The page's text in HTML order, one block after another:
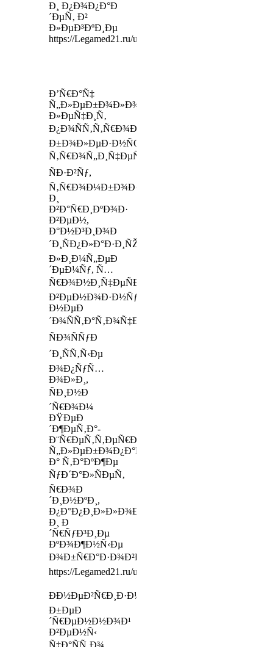
Ð¸ Ð¿Ð¾Ð¿Ð°Ð
´ÐµÑ‚ Ð²
Ð»ÐµÐ³ÐºÐ¸Ðµ
https://Legamed21.ru/uslugi/terapiya
Ð’Ñ€Ð°Ñ‡
Ñ„Ð»ÐµÐ±Ð¾Ð»Ð¾Ð³
Ð»ÐµÑ‡Ð¸Ñ‚
Ð±Ð¾Ð»ÐµÐ·Ð½ÑŒ,
Ñ‚Ñ€Ð¾Ñ„Ð¸Ñ‡ÐµÑÐºÑƒÑŽ
ÑÐ·Ð²Ñƒ,
Ñ‚Ñ€Ð¾Ð¼Ð±Ð¾Ð·
Ð¸
Ð²Ð°Ñ€Ð¸ÐºÐ¾Ð·
Ð²ÐµÐ½,
Ð°Ð½Ð³Ð¸Ð¾Ð
´Ð¸ÑÐ¿Ð»Ð°Ð·Ð¸ÑŽ,
Ð»Ð¸Ð¼Ñ„ÐµÐ
´ÐµÐ¼Ñƒ, Ñ…
Ñ€Ð¾Ð½Ð¸Ñ‡ÐµÑÐºÑƒÑŽ
Ð²ÐµÐ½Ð¾Ð·Ð½ÑƒÑŽ
Ð½ÐµÐ
´Ð¾ÑÑ‚Ð°Ñ‚Ð¾Ñ‡Ð½Ð¾ÑÑ‚ÑŒ,
ÑÐ¾ÑÑƒÐ
´Ð¸ÑÑ‚Ñ‹Ðµ
Ð¾Ð¿ÑƒÑ…
Ð¾Ð»Ð¸,
ÑÐ¸Ð½Ð
´Ñ€Ð¾Ð¼
ÐŸÐµÐ
´Ð¶ÐµÑ‚Ð°-
Ð¨Ñ€ÐµÑ‚Ñ‚ÐµÑ€Ð°,
Ñ„Ð»ÐµÐ±Ð¾Ð¿Ð°Ñ‚Ð¸ÑŽ,
Ð° Ñ‚Ð°ÐºÐ¶Ðµ
ÑƒÐ´Ð°Ð»ÑÐµÑ‚
Ñ€Ð¾Ð
´Ð¸Ð½ÐºÐ¸,
Ð¿Ð°Ð¿Ð¸Ð»Ð»Ð¾Ð¼Ñ‹
Ð¸ Ð
´Ñ€ÑƒÐ³Ð¸Ðµ
ÐºÐ¾Ð¶Ð½Ñ‹Ðµ
Ð¾Ð±Ñ€Ð°Ð·Ð¾Ð²Ð°Ð½Ð¸Ñ
https://Legamed21.ru/uslugi/urology
ÐÐ½ÐµÐ²Ñ€Ð¸Ð·Ð¼Ð°
Ð±ÐµÐ
´Ñ€ÐµÐ½Ð½Ð¾Ð¹
Ð²ÐµÐ½Ñ‹